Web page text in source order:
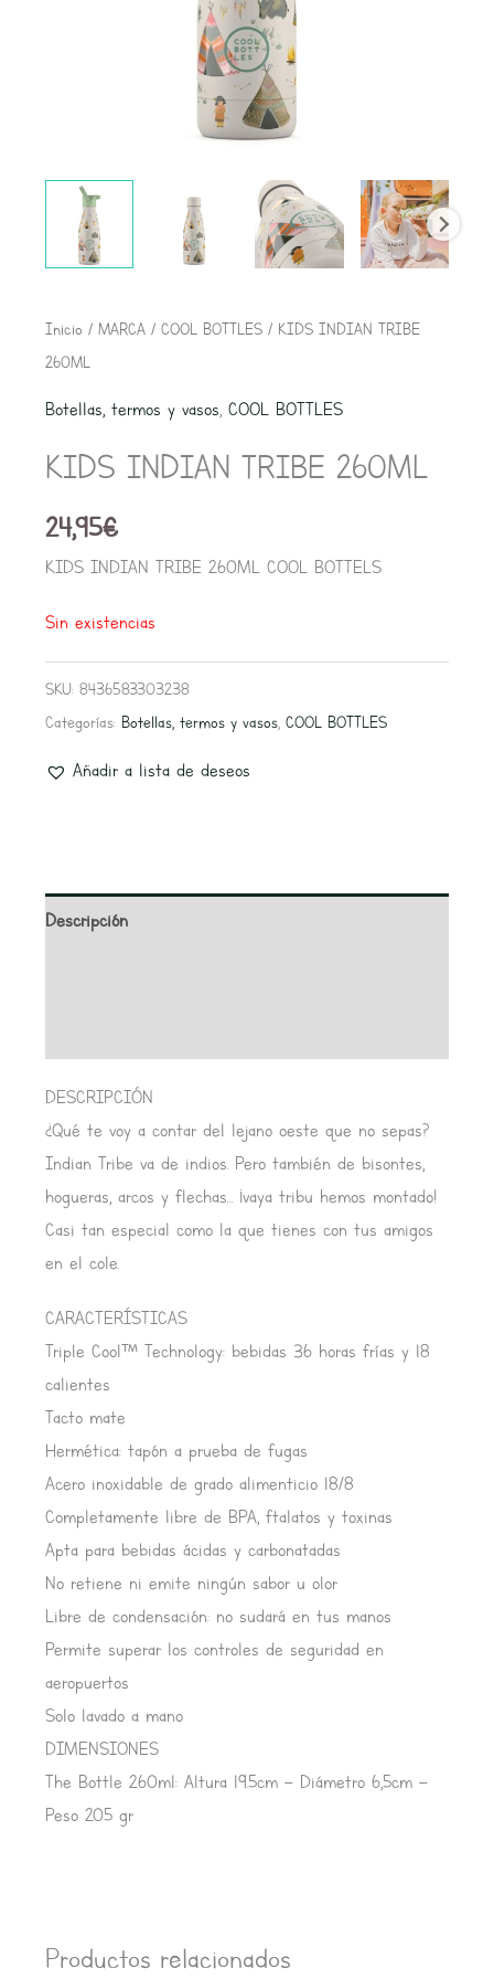
Inicio / MARCA/ COOL BOTTLES/ KIDS INDIAN TRIBE
260ML
Botellas, termos y vasos, COOL BOTTLES
KIDS INDIAN TRIBE 260ML
24,95€
KIDS INDIAN TRIBE 260ML COOL BOTTELS
Sin existencias
SKU: 8436583303238
Categorías: Botellas, termos y vasos, COOL BOTTLES
Añadir a lista de deseos
Descripción
DESCRIPCIÓN
¿Qué te voy a contar del lejano oeste que no sepas?
Indian Tribe va de indios. Pero también de bisontes,
hogueras, arcos y flechas… ¡vaya tribu hemos montado!
Casi tan especial como la que tienes con tus amigos
en el cole.
CARACTERÍSTICAS
Triple Cool™ Technology: bebidas 36 horas frías y 18
calientes
Tacto mate
Hermética: tapón a prueba de fugas
Acero inoxidable de grado alimenticio 18/8
Completamente libre de BPA, ftalatos y toxinas
Apta para bebidas ácidas y carbonatadas
No retiene ni emite ningún sabor u olor
Libre de condensación: no sudará en tus manos
Permite superar los controles de seguridad en
aeropuertos
Solo lavado a mano
DIMENSIONES
The Bottle 260ml: Altura 19.5cm – Diámetro 6,5cm –
Peso 205 gr
Productos relacionados